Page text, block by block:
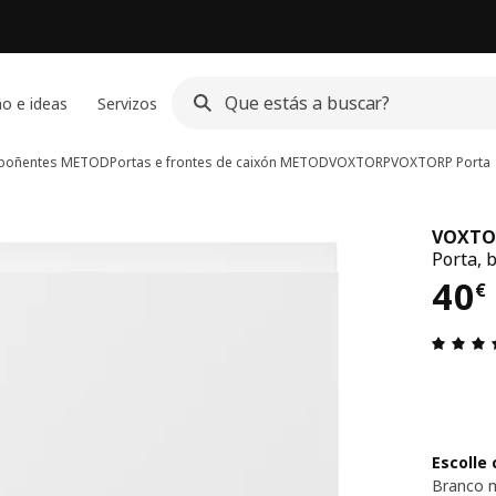
e ideas Servizos
METODPortas e frontes de caixón METODVOXTORPVOXTORP Porta
Porta,
40€
40€
Escolle
Branco